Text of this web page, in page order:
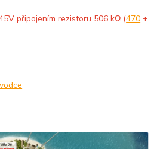
připojením rezistoru 506 kΩ (470 +